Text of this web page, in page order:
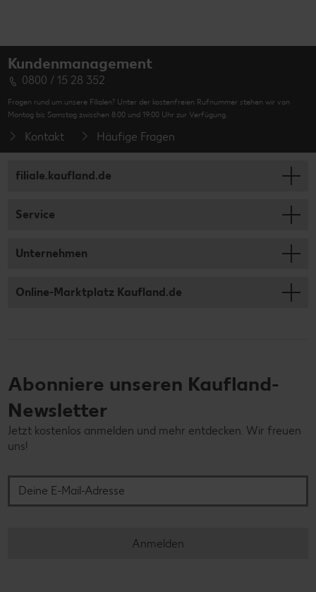
Kundenmanagement
0800 / 15 28 352
Fragen rund um unsere Filialen? Unter der kostenfreien Rufnummer stehen wir von
Montag bis Samstag zwischen 8:00 und 19:00 Uhr zur Verfügung.
Kontakt Häufige Fragen
filiale.kaufland.de
Service
Unternehmen
Online-Marktplatz Kaufland.de
Abonniere unseren Kaufland-
Newsletter
Jetzt kostenlos anmelden und mehr entdecken. Wir freuen
uns!
Anmelden